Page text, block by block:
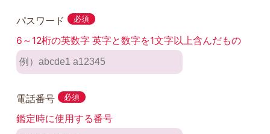
パスワード 必須
6～12桁の英数字 英字と数字を1文字以上含んだもの
電話番号 必須
鑑定時に使用する番号